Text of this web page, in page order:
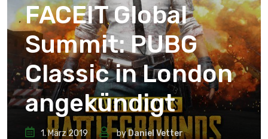
FACEIT Global
Summit: PUBG
Classic in London
angekündigt
1. März 2019 byDaniel Vetter